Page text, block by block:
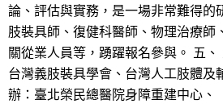
論、評估與實務，是一場非常難得的
肢裝具師、復健科醫師、物理治療師
關從業人員等，踴躍報名參與。 五、
台灣義肢裝具學會、台灣人工肢體及
辦：臺北榮民總醫院身障重建中心、